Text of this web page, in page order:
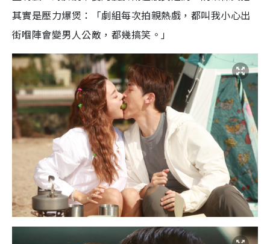
其實是壓力爆煲：「劇組每次拍親熱戲，都叫我小心出
街嗰陣會變男人公敵，都幾搞笑。」